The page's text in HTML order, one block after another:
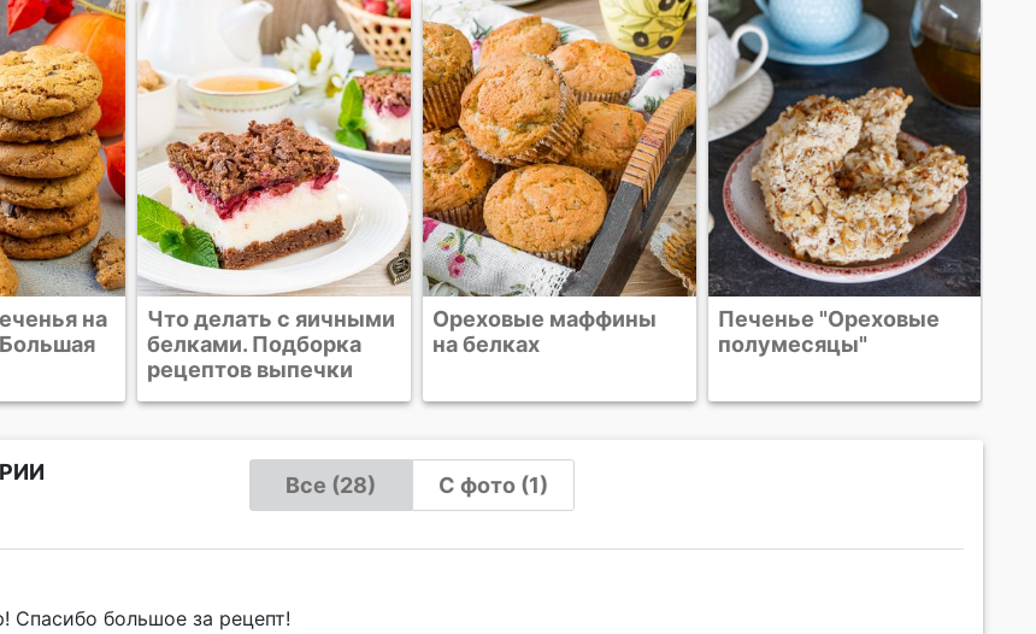
яичными
Ореховые маффины
на белках
Печенье "Ореховые
полумесяцы"
Супер-ореховый
пирог с шоколадом
Все (28) С фото (1)
Спасибо большое за рецепт!